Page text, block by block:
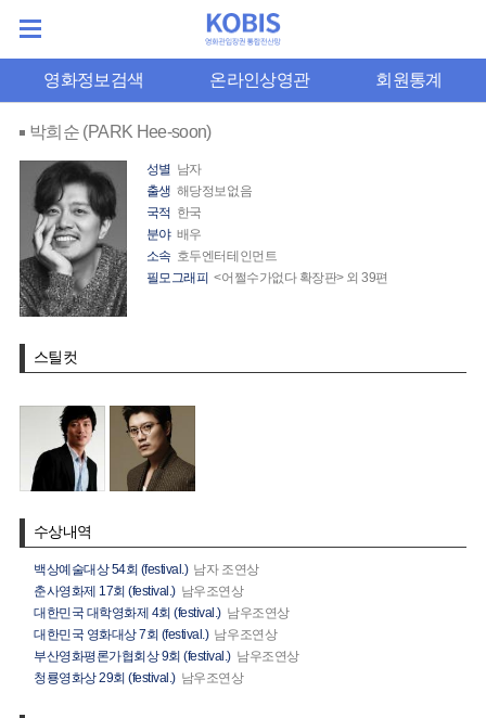
영화정보검색 온라인상영관 회원통계
박희순 (PARK Hee-soon)
성별 남자
출생 해당정보없음
국적 한국
분야 배우
소속 호두엔터테인먼트
필모그래피 <어쩔수가없다 확장판> 외 39편
스틸컷
수상내역
백상예술대상 54회 (festival.) 남자 조연상
춘사영화제 17회 (festival.) 남우조연상
대한민국 대학영화제 4회 (festival.) 남우조연상
대한민국 영화대상 7회 (festival.) 남우조연상
부산영화평론가협회상 9회 (festival.) 남우조연상
청룡영화상 29회 (festival.) 남우조연상